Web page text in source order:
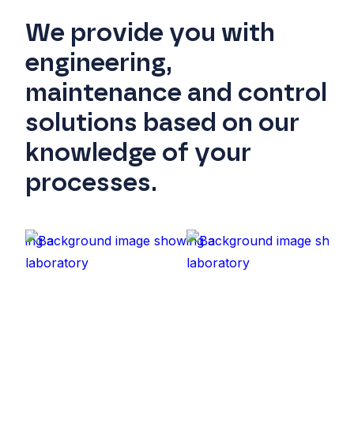
We provide you with
engineering,
maintenance and control
solutions based on our
knowledge of your
processes.